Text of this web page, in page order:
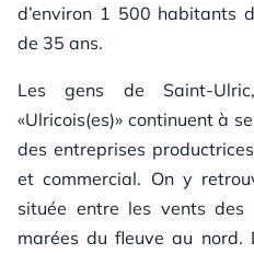
d’environ 1 500 habitants
de 35 ans.
Les gens de Saint-
«Ulricois(es)» continuent à
des entreprises
et commercial. On y
située entre les vents
marées du fleuve au nord.